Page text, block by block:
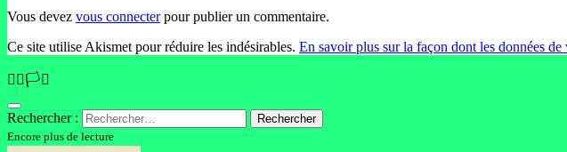
Vous devez vous connecterpour publier un commentaire.
Ce site utilise Akismet pour réduire les indésirables. En savoir plus sur la façon dont les données de
🏳️‍🌈🏳️‍⚧️
Rechercher :
Encore plus de lecture